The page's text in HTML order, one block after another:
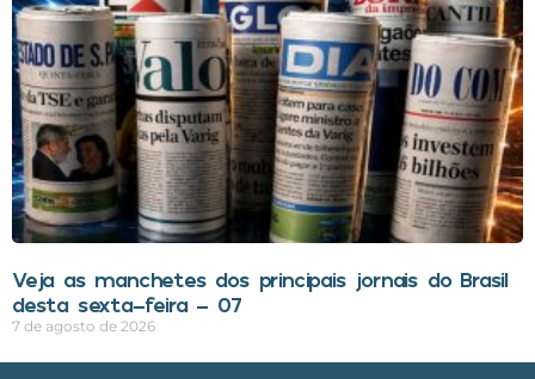
Veja as manchetes dos principais jornais do Brasil
desta sexta-feira – 07
7 de agosto de 2026